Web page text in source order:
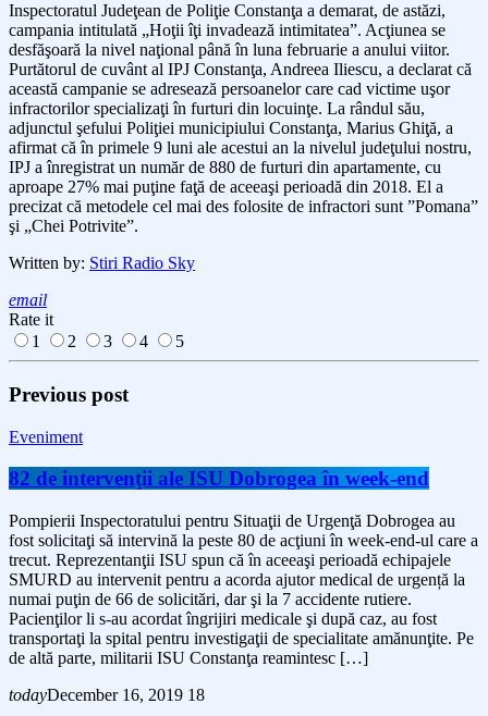
Inspectoratul Judeţean de Poliţie Constanţa a demarat, de astăzi,
campania intitulată „Hoţii îţi invadează intimitatea”. Acţiunea se
desfăşoară la nivel naţional până în luna februarie a anului viitor.
Purtătorul de cuvânt al IPJ Constanţa, Andreea Iliescu, a declarat că
această campanie se adresează persoanelor care cad victime uşor
infractorilor specializaţi în furturi din locuinţe. La rândul său,
adjunctul şefului Poliţiei municipiului Constanţa, Marius Ghiţă, a
afirmat că în primele 9 luni ale acestui an la nivelul judeţului nostru,
IPJ a înregistrat un număr de 880 de furturi din apartamente, cu
aproape 27% mai puţine faţă de aceeaşi perioadă din 2018. El a
precizat că metodele cel mai des folosite de infractori sunt ”Pomana”
şi „Chei Potrivite”.
Written by: Stiri Radio Sky
email
Rate it
1
2 3 4 5
Previous post
Eveniment
82 de intervenţii ale ISU Dobrogea în week-end
Pompierii Inspectoratului pentru Situaţii de Urgenţă Dobrogea au
fost solicitaţi să intervină la peste 80 de acţiuni în week-end-ul care a
trecut. Reprezentanţii ISU spun că în aceeaşi perioadă echipajele
SMURD au intervenit pentru a acorda ajutor medical de urgență la
numai puţin de 66 de solicitări, dar şi la 7 accidente rutiere.
Pacienţilor li s-au acordat îngrijiri medicale şi după caz, au fost
transportaţi la spital pentru investigaţii de specialitate amănunţite. Pe
de altă parte, militarii ISU Constanţa reamintesc […]
todayDecember 16, 2019 18